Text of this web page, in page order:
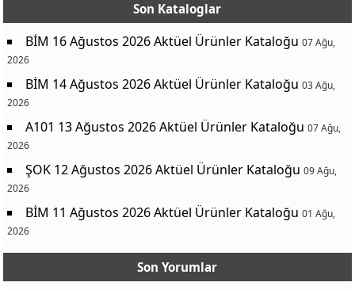
Son Kataloglar
BİM 16 Ağustos 2026 Aktüel Ürünler Kataloğu 07 Ağu,
2026
BİM 14 Ağustos 2026 Aktüel Ürünler Kataloğu 03 Ağu,
2026
A101 13 Ağustos 2026 Aktüel Ürünler Kataloğu 07 Ağu,
2026
ŞOK 12 Ağustos 2026 Aktüel Ürünler Kataloğu 09 Ağu,
2026
BİM 11 Ağustos 2026 Aktüel Ürünler Kataloğu 01 Ağu,
2026
Son Yorumlar